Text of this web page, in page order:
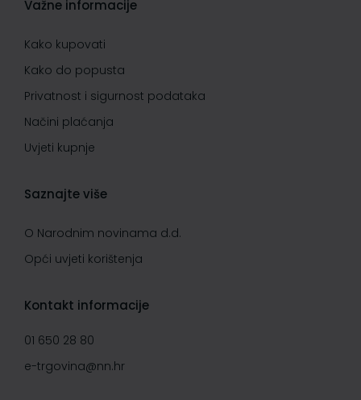
Važne informacije
Kako kupovati
Kako do popusta
Privatnost i sigurnost podataka
Načini plaćanja
Uvjeti kupnje
Saznajte više
O Narodnim novinama d.d.
Opći uvjeti korištenja
Kontakt informacije
01 650 28 80
e-trgovina@nn.hr